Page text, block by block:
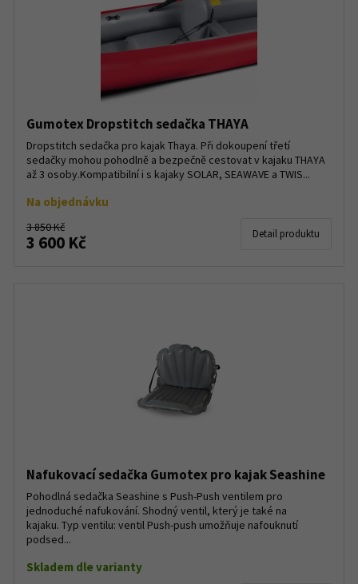
Gumotex Dropstitch sedačka THAYA
Dropstitch sedačka pro kajak Thaya. Při dokoupení třetí
sedačky mohou pohodlně a bezpečně cestovat v kajaku THAYA
až 3 osoby.Kompatibilní i s kajaky SOLAR, SEAWAVE a TWIS...
Na objednávku
3 850 Kč
3 600 Kč Detail produktu
Nafukovací sedačka Gumotex pro kajak Seashine
Pohodlná sedačka Seashine s Push-Push ventilem pro
jednoduché nafukování. Shodný ventil, který je také na
kajaku. Typ ventilu: ventil Push-push umožňuje nafouknutí
podsed...
Skladem dle varianty